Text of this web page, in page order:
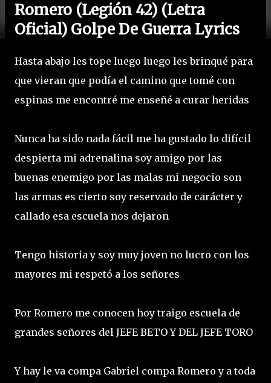
Romero (Legión 42) (Letra
Oficial) Golpe De Guerra Lyrics
Hasta abajo les tope luego luego les brinqué para
que vieran que podía el camino que tomé con
espinas me encontré me enseñé a curar heridas
Nunca ha sido nada fácil me ha gustado lo difícil
despierta mi adrenalina soy amigo por las
buenas enemigo por las malas mi negocio son
las armas es cierto soy reservado de carácter y
callado esa escuela nos dejaron
Tengo historia y soy muy joven no lucro con los
mayores mi respetó a los señores
Por Romero me conocen hoy traigo escuela de
grandes señores del JEFE BETO Y DEL JEFE TORO
Y hay le va compa Gabriel compa Romero y a toda